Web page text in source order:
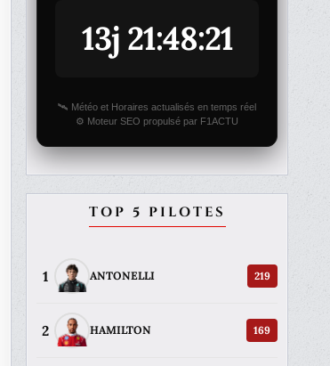
13j 21:48:21
🛰️ Météo et Horaires actualisés en temps réel
⚙️ Moteur SEO propulsé par F1ACTU
TOP 5 PILOTES
1 ANTONELLI 219
2 HAMILTON 169